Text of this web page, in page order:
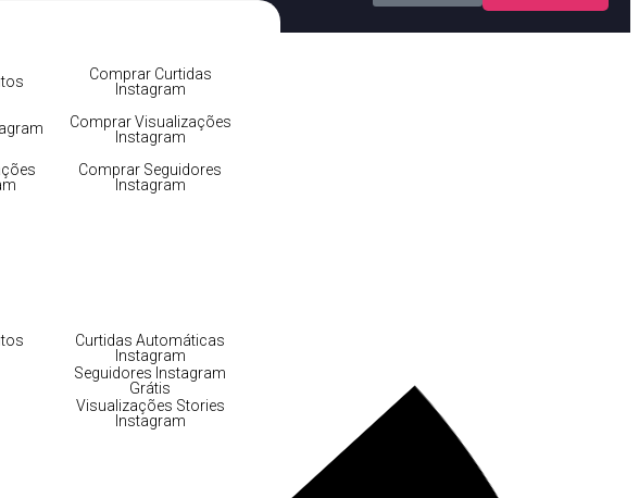
Comprar Curtidas
Instagram
Comprar Visualizações
Instagram
Comprar Seguidores
Instagram
Curtidas Automáticas
Instagram
Seguidores Instagram
Grátis
Visualizações Stories
Instagram